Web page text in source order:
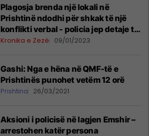
Plagosja brenda një lokali në
Prishtinë ndodhi për shkak të një
konflikti verbal - policia jep detaje të
reja
Kronika e Zezë 09/01/2023
Gashi: Nga e hëna në QMF-të e
Prishtinës punohet vetëm 12 orë
Prishtina 26/03/2021
Aksioni i policisë në lagjen Emshir –
arrestohen katër persona